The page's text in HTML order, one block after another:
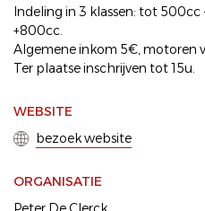
Indeling in 3 klassen: tot
+800cc.
Algemene inkom 5€, motoren
Ter plaatse inschrijven tot 15u.
WEBSITE
bezoek website
ORGANISATIE